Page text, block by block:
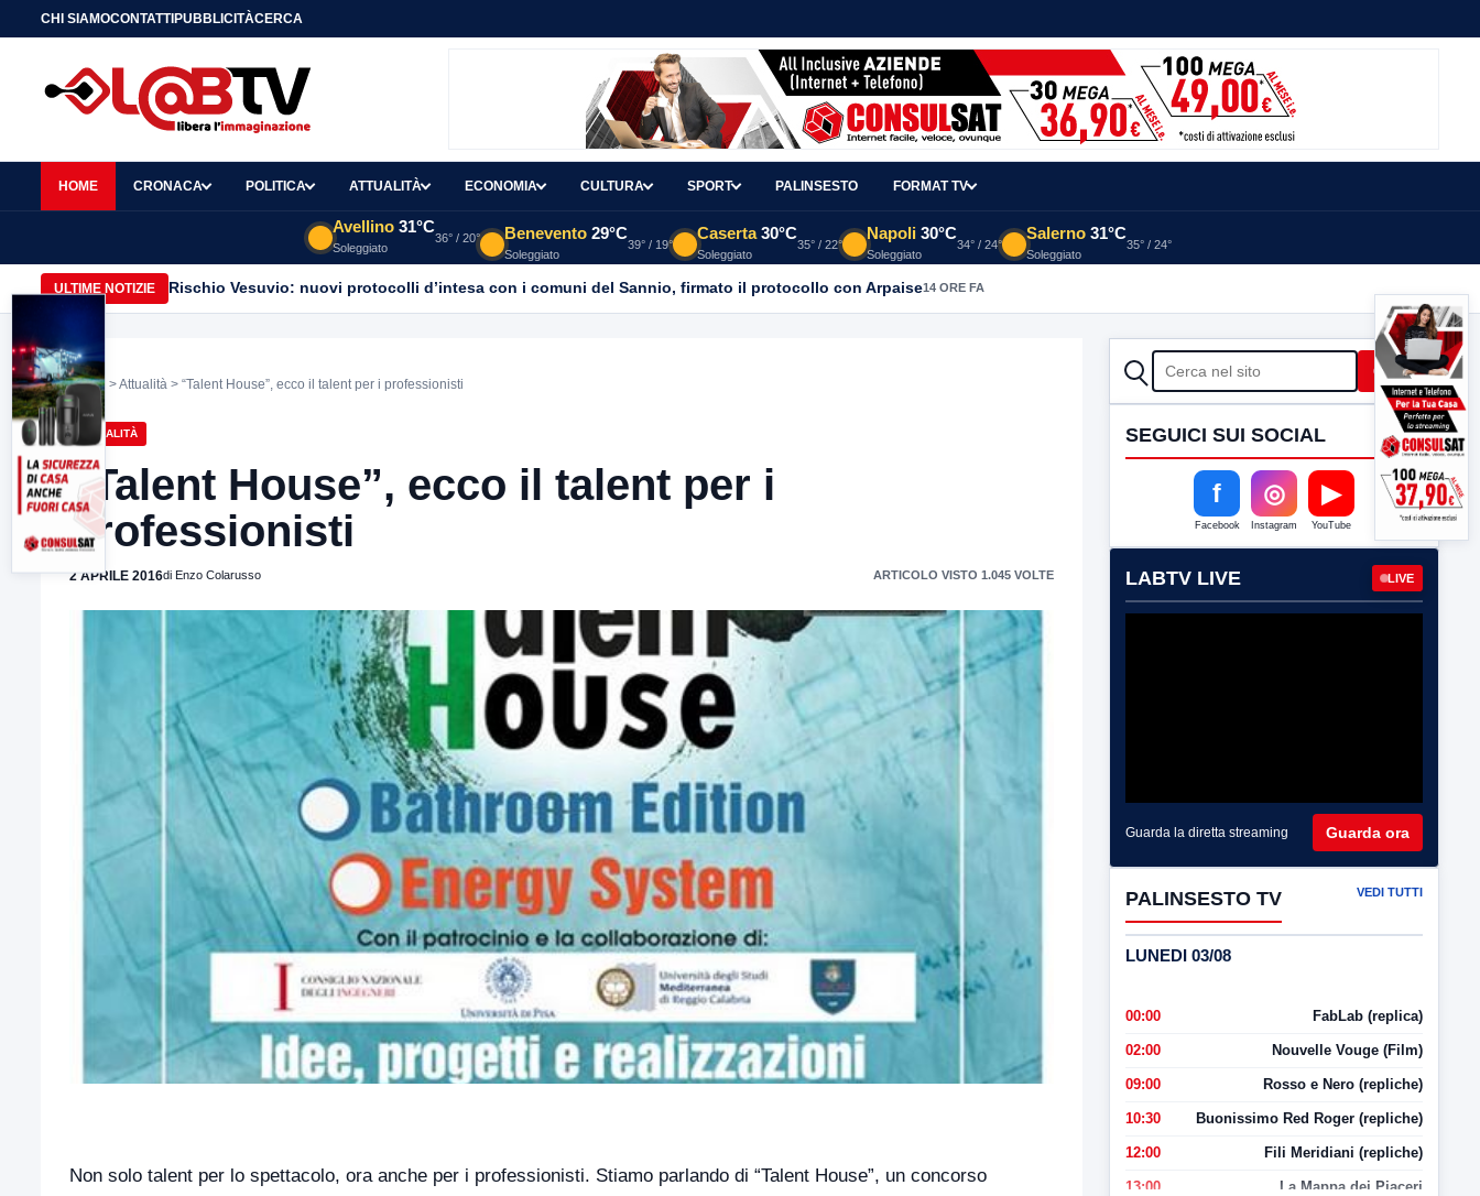
CHI SIAMOCONTATTIPUBBLICITÀCERCA
HOME CRONACA POLITICA ATTUALITÀ ECONOMIA CULTURA SPORT PALINSESTO FORMAT TV
Avellino 31°C
Soleggiato
36° / 20° Benevento 29°C
Soleggiato
39° / 19°
Caserta 30°C
Soleggiato
35° / 22°
Napoli 30°C
Soleggiato
34° / 24°
Salerno 31°C
Soleggiato
35° / 24°
ULTIME NOTIZIE Rischio Vesuvio: nuovi protocolli d’intesa con i comuni del Sannio, firmato il protocollo con Arpaise14 ORE FA
Home >Attualità > “Talent House”, ecco il talent per i professionisti
ATTUALITÀ
“Talent House”, ecco il talent per i
professionisti
2 APRILE 2016di Enzo Colarusso ARTICOLO VISTO 1.045 VOLTE
Non solo talent per lo spettacolo, ora anche per i professionisti. Stiamo parlando di “Talent House”, un concorso
CERCA Cerca
SEGUICI SUI SOCIAL
f
Facebook
◎
Instagram
▶
YouTube
LABTV LIVE LIVE
Guarda la diretta streaming Guarda ora
PALINSESTO TV VEDI TUTTI
LUNEDI 03/08
00:00 FabLab (replica)
02:00 Nouvelle Vouge (Film)
09:00 Rosso e Nero (repliche)
10:30 Buonissimo Red Roger (repliche)
12:00 Fili Meridiani (repliche)
13:00 La Mappa dei Piaceri